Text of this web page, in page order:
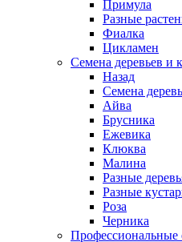
Примула
Разные
Фиалка
Цикламен
Семена деревьев и
Назад
Семена
Айва
Брусника
Ежевика
Клюква
Малина
Разные
Разные
Роза
Черника
Профессиональные